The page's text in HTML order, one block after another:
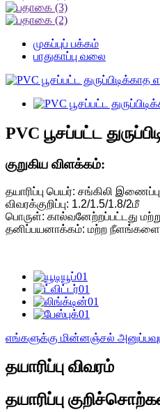
முகப்புப் பக்கம்
பாதுகாப்பு வலை
PVC பூசப்பட்ட
குறுகிய விளக்கம்:
தயாரிப்பு பெயர்: சங்கிலி
விவரக்குறிப்பு: 1.2/1.5/1.8/2மீ
பொருள்: கால்வனேற்றப்பட்டது
தனிப்பயனாக்கம்: மற்ற
எங்களுக்கு மின்னஞ்சல்
தயாரிப்பு விவரம்
தயாரிப்பு